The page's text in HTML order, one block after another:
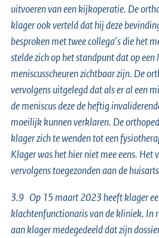
uitvoeren van een kijkoperatie. De
klager ook verteld dat hij deze
besproken met twee collega’s die het
stelde zich op het standpunt dat op
meniscusscheuren zichtbaar zijn. De
vervolgens uitgelegd dat als er al een
de meniscus deze de heftig
moeilijk kunnen verklaren. De
klager zich te wenden tot een
Klager was het hier niet mee eens. Het
vervolgens toegezonden aan de
3.9 Op 15 maart 2023 heeft klager
klachtenfunctionaris van de kliniek. In
aan klager medegedeeld dat zijn